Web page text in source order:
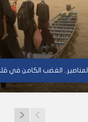
المناصير.. الغضب الكامن في